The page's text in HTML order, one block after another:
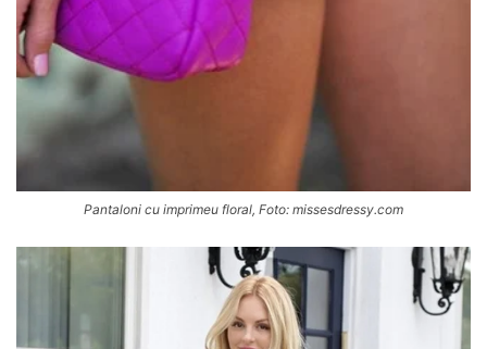
Pantaloni cu imprimeu floral, Foto: missesdressy.com